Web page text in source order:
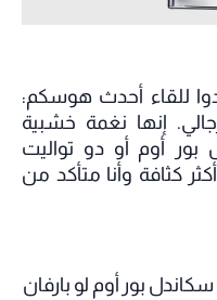
للقاء أحدث هوسكم:
إنها نغمة خشبية
أوم أو دو تواليت
كثافة وأنا متأكد من
بور أوم لو بارفان